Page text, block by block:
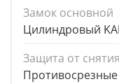
Замок основной
Цилиндровый
Защита от снятия